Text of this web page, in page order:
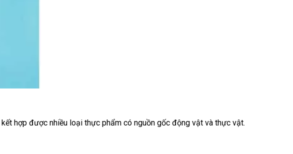
hợp được nhiều loại thực phẩm có nguồn gốc động vật và thực vật.